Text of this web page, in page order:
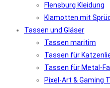
Flensburg Kleidung
Klamotten mit
Tassen und Gläser
Tassen maritim
Tassen für
Tassen für Metal-
Pixel-Art & Gaming